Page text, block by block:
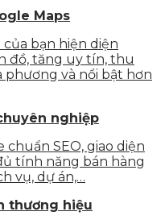
Maps
bạn hiện diện
đồ, tăng uy tín, thu
phương và nổi bật hơn
nghiệp
SEO, giao diện
tính năng bán hàng
vụ, dự án,…
thương hiệu